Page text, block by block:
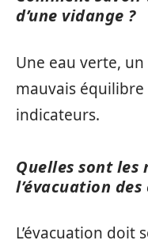
d’une vidange ?
Une eau verte,
mauvais
indicateurs.
Quelles sont
l’évacuation
L’évacuation doit